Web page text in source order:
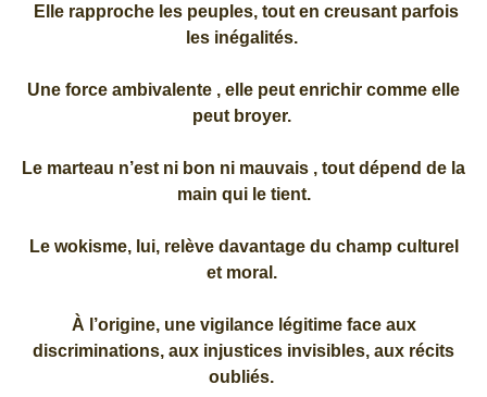
Elle rapproche les peuples, tout en creusant parfois
les inégalités.
Une force ambivalente , elle peut enrichir comme elle
peut broyer.
Le marteau n’est ni bon ni mauvais , tout dépend de la
main qui le tient.
Le wokisme, lui, relève davantage du champ culturel
et moral.
À l’origine, une vigilance légitime face aux
discriminations, aux injustices invisibles, aux récits
oubliés.